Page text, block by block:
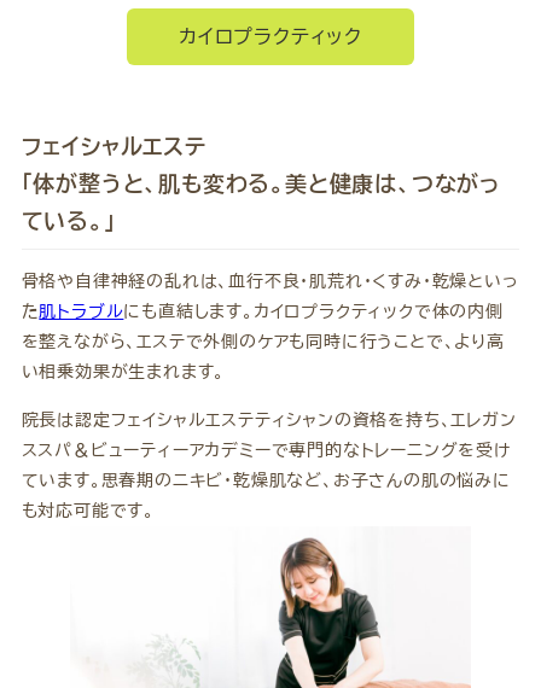
カイロプラクティック
フェイシャルエステ
「体が整うと、肌も変わる。美と健康は、つながっ
ている。」
骨格や自律神経の乱れは、血行不良・肌荒れ・くすみ・乾燥といっ
た肌トラブルにも直結します。カイロプラクティックで体の内側
を整えながら、エステで外側のケアも同時に行うことで、より高
い相乗効果が生まれます。
院長は認定フェイシャルエステティシャンの資格を持ち、エレガン
ススパ＆ビューティーアカデミーで専門的なトレーニングを受け
ています。思春期のニキビ・乾燥肌など、お子さんの肌の悩みに
も対応可能です。